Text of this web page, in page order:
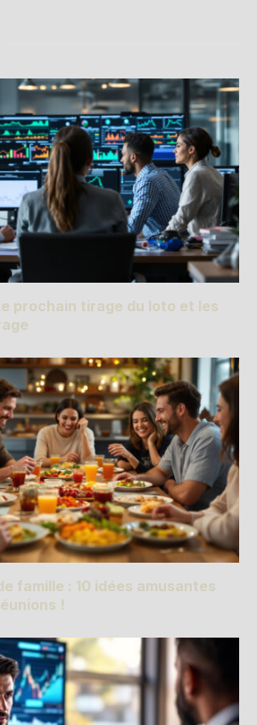
prochain tirage du loto et les
famille : 10 idées amusantes
!